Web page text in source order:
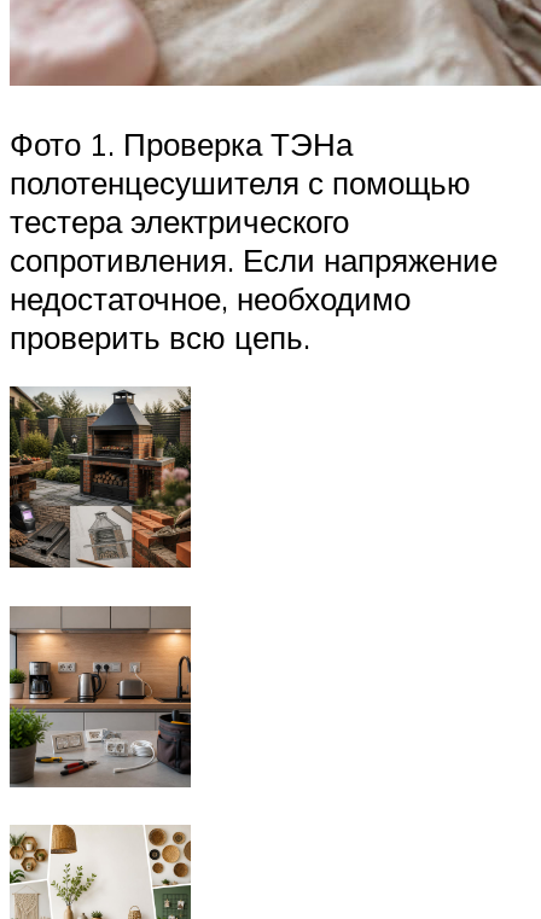
Фото 1. Проверка ТЭНа
полотенцесушителя с помощью
тестера электрического
сопротивления. Если напряжение
недостаточное, необходимо
проверить всю цепь.